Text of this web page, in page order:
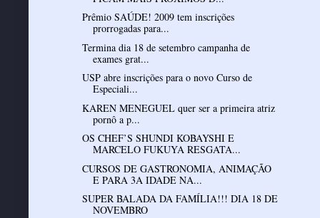
Prêmio SAÚDE! 2009 tem inscrições
prorrogadas para...
Termina dia 18 de setembro campanha de
exames grat...
USP abre inscrições para o novo Curso de
Especiali...
KAREN MENEGUEL quer ser a primeira atriz
pornô a p...
OS CHEF’S SHUNDI KOBAYSHI E
MARCELO FUKUYA RESGATA...
CURSOS DE GASTRONOMIA, ANIMAÇÃO
E PARA 3A IDADE NA...
SUPER BALADA DA FAMÍLIA!!! DIA 18 DE
NOVEMBRO